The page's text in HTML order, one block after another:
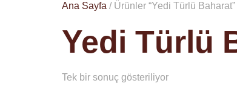
Ana Sayfa / Ürünler “Yedi Türlü
Yedi Türlü
Tek bir sonuç gösteriliyor